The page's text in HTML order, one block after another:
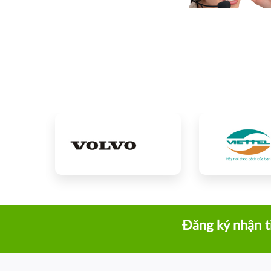
Đăng ký nhận